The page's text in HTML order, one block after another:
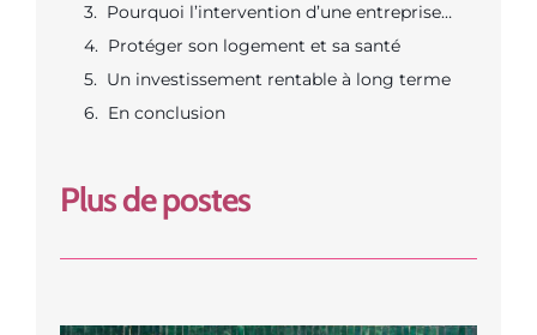
Pourquoi l’intervention d’une entreprise spécialisée est indispensable
Protéger son logement et sa santé
Un investissement rentable à long terme
En conclusion
Plus de postes